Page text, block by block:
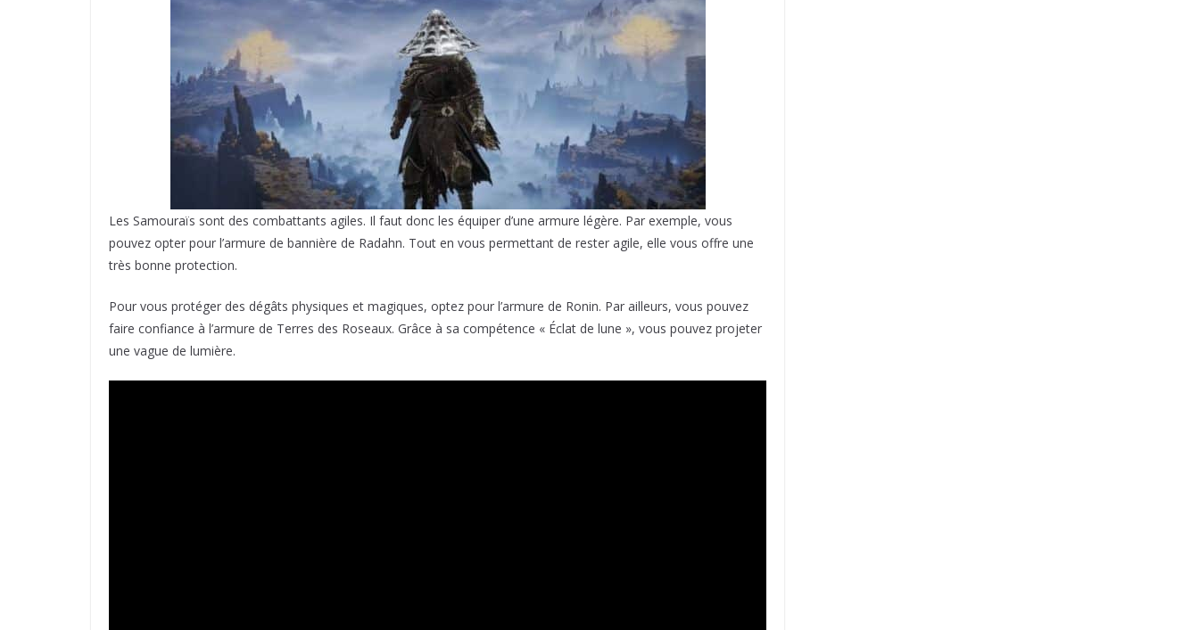
Les Samouraïs sont des combattants agiles. Il faut donc les équiper d’une armure légère. Par exemple, vous
pouvez opter pour l’armure de bannière de Radahn. Tout en vous permettant de rester agile, elle vous offre une
très bonne protection.
Pour vous protéger des dégâts physiques et magiques, optez pour l’armure de Ronin. Par ailleurs, vous pouvez
faire confiance à l’armure de Terres des Roseaux. Grâce à sa compétence « Éclat de lune », vous pouvez projeter
une vague de lumière.